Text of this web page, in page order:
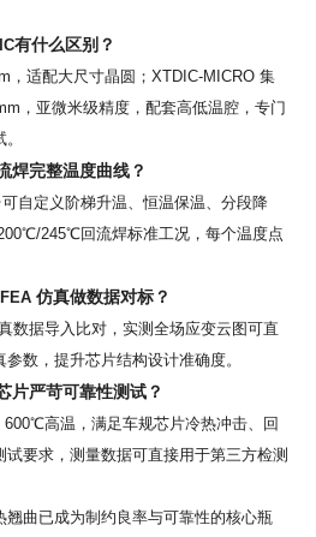
有什么区别？
，适配大尺寸晶圆；XTDIC-MICRO集
，亚微米级精度，配套高低温腔，专门
焊完整温度曲线？
自定义阶梯升温、恒温保温、分段降
℃/245℃回流焊标准工况，每个温度点
FEA仿真做数据对标？
数据导入比对，实测全场应变云图可直
数，提升芯片结构设计准确度。
片严苛可靠性测试？
600℃高温，满足车规芯片冷热冲击、回
要求，测量数据可直接用于第三方检测
曲已成为制约良率与可靠性的核心瓶